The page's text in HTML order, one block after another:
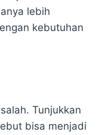
lebih
kebutuhan
Tunjukkan
bisa menjadi